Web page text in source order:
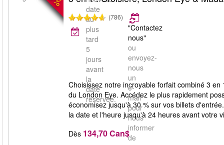
date
au
plus
tard
5
jours
avant
la
date
réservée.
(786)
"Contactez
nous"
ou
envoyez-
nous
un
e-
mail
pour
nous
informer
de
Choisissez notre incroyable forfait combiné 3
du London Eye. Accédez le plus rapidement
économisez jusqu'à 30 % sur vos billets
la date et l'heure jusqu'à 24 heures avant votre
Dès 134,70 Can$